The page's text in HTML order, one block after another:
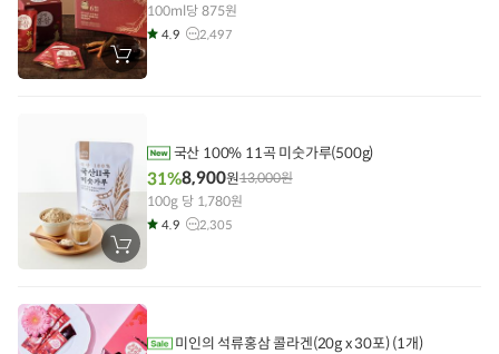
장
바
기
100ml당 875원
4.9 2,497
장
바
에
담
기
국산 100% 11곡 미숫가루(500g)
31%8,900원13,000원
100g 당 1,780원
4.9 2,305
미인의 석류홍삼 콜라겐(20g x 30포) (1개)